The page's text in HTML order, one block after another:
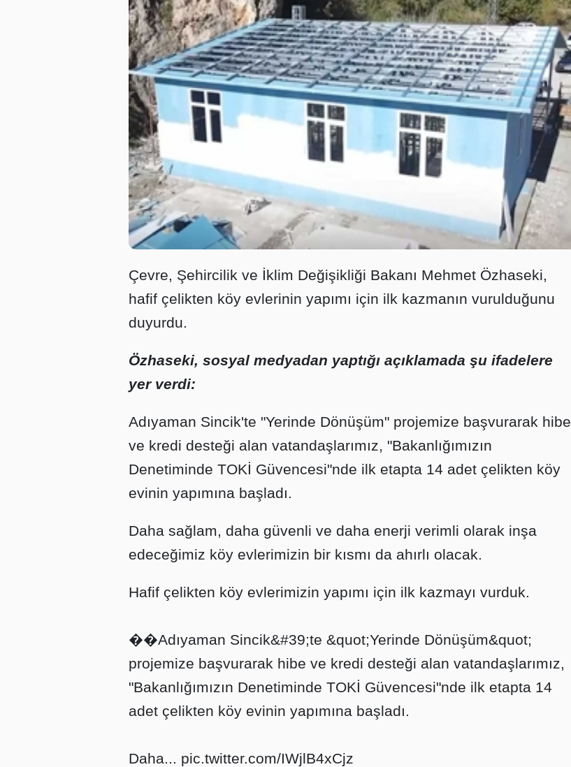
Çevre, Şehircilik ve İklim Değişikliği Bakanı Mehmet Özhaseki,
hafif çelikten köy evlerinin yapımı için ilk kazmanın vurulduğunu
duyurdu.
Özhaseki, sosyal medyadan yaptığı açıklamada şu ifadelere
yer verdi:
Adıyaman Sincik'te "Yerinde Dönüşüm" projemize başvurarak hibe
ve kredi desteği alan vatandaşlarımız, "Bakanlığımızın
Denetiminde TOKİ Güvencesi"nde ilk etapta 14 adet çelikten köy
evinin yapımına başladı.
Daha sağlam, daha güvenli ve daha enerji verimli olarak inşa
edeceğimiz köy evlerimizin bir kısmı da ahırlı olacak.
Hafif çelikten köy evlerimizin yapımı için ilk kazmayı vurduk.
��Adıyaman Sincik&#39;te &quot;Yerinde Dönüşüm&quot;
projemize başvurarak hibe ve kredi desteği alan vatandaşlarımız,
"Bakanlığımızın Denetiminde TOKİ Güvencesi"nde ilk etapta 14
adet çelikten köy evinin yapımına başladı.
Daha... pic.twitter.com/IWjlB4xCjz